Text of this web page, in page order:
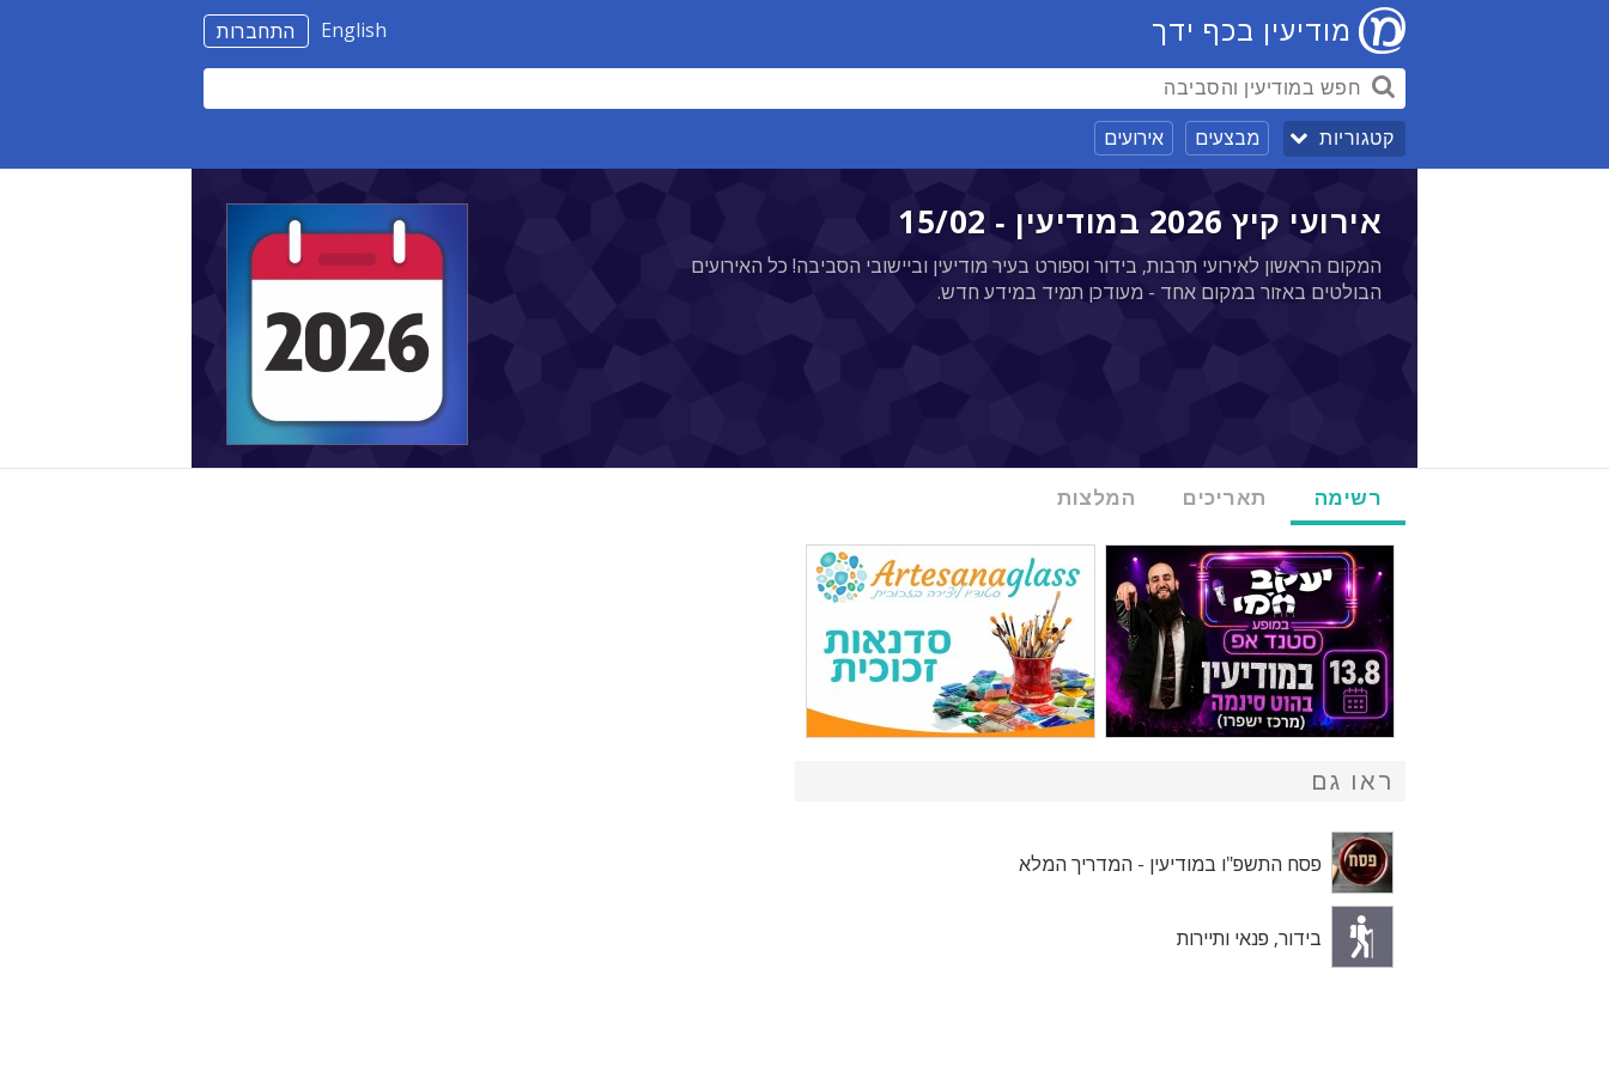
התחברות English מודיעין בכף ידך
קטגוריות מבצעים אירועים
אירועי קיץ 2026 במודיעין - 15/02
המקום הראשון לאירועי תרבות, בידור וספורט בעיר מודיעין וביישובי הסביבה! כל האירועים
הבולטים באזור במקום אחד - מעודכן תמיד במידע חדש.
רשימה תאריכים המלצות
ראו גם
פסח התשפ"ו במודיעין - המדריך המלא
בידור, פנאי ותיירות